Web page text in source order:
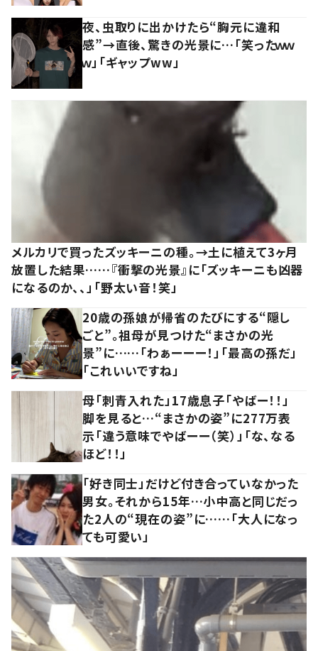
夜、虫取りに出かけたら“胸元に違和
感”→直後、驚きの光景に…「笑ったｗｗ
ｗ」「ギャップww」
メルカリで買ったズッキーニの種。→土に植えて3ヶ月
放置した結果……『衝撃の光景』に「ズッキーニも凶器
になるのか、、」「野太い音！笑」
20歳の孫娘が帰省のたびにする“隠し
ごと”。祖母が見つけた“まさかの光
景”に……「わぁーーー！」「最高の孫だ」
「これいいですね」
母「刺青入れた」17歳息子「やばー！！」
脚を見ると…“まさかの姿”に277万表
示「違う意味でやばーー（笑）」「な、なる
ほど！！」
「好き同士」だけど付き合っていなかった
男女。それから15年…小中高と同じだっ
た2人の“現在の姿”に……「大人になっ
ても可愛い」